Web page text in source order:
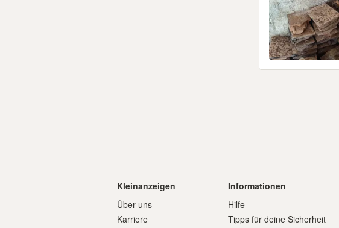
Kleinanzeigen
Über uns
Karriere
Informationen
Hilfe
Tipps für deine Sicherheit